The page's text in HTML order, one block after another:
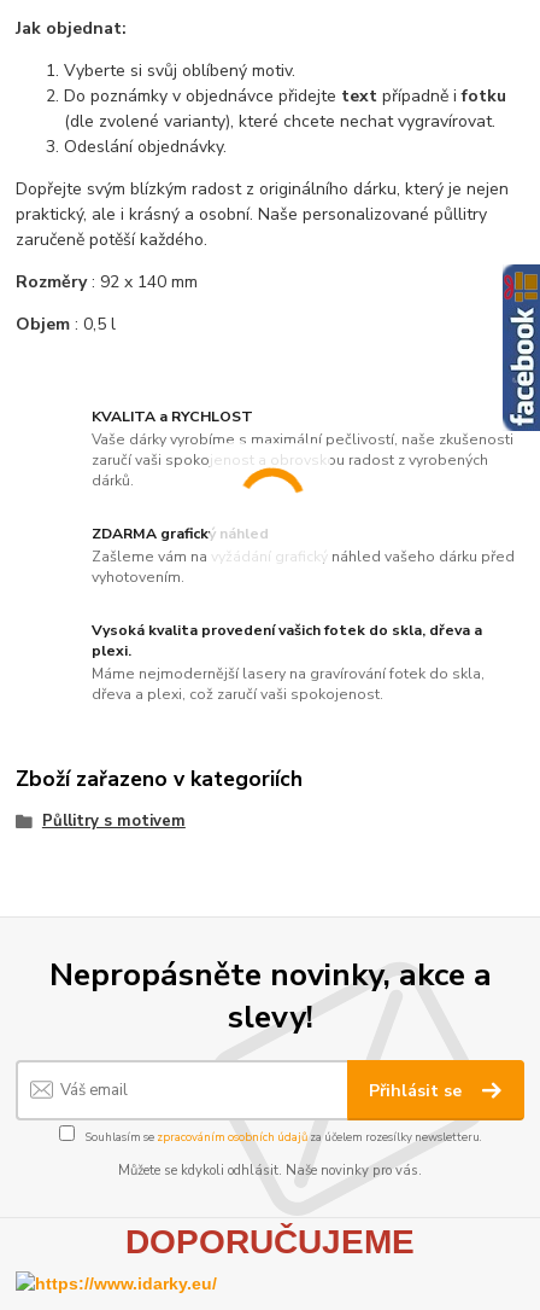
KVALITA a RYCHLOST
Vaše dárky vyrobíme s maximální pečlivostí, naše zkušenosti
zaručí vaši spokojenost a obrovskou radost z vyrobených
dárků.
ZDARMA grafický náhled
Zašleme vám na vyžádání grafický náhled vašeho dárku před
vyhotovením.
Vysoká kvalita provedení vašich fotek do skla, dřeva a
plexi.
Máme nejmodernější lasery na gravírování fotek do skla,
dřeva a plexi, což zaručí vaši spokojenost.
Jak objednat:
Vyberte si svůj oblíbený motiv.
Do poznámky v objednávce přidejte textpřípadně ifotku
(dle zvolené varianty), které chcete nechat vygravírovat.
Odeslání objednávky.
Dopřejte svým blízkým radost z originálního dárku, který je nejen
praktický, ale i krásný a osobní. Naše personalizované půllitry
zaručeně potěší každého.
Rozměry: 92 x 140 mm
Objem : 0,5 l
Zboží zařazeno v kategoriích
Půllitry s motivem
Nepropásněte novinky, akce a
slevy!
Přihlásit se
Souhlasím se zpracováním osobních údajůza účelem rozesílky newsletteru.
Můžete se kdykoli odhlásit. Naše novinky pro vás.
DOPORUČUJEME